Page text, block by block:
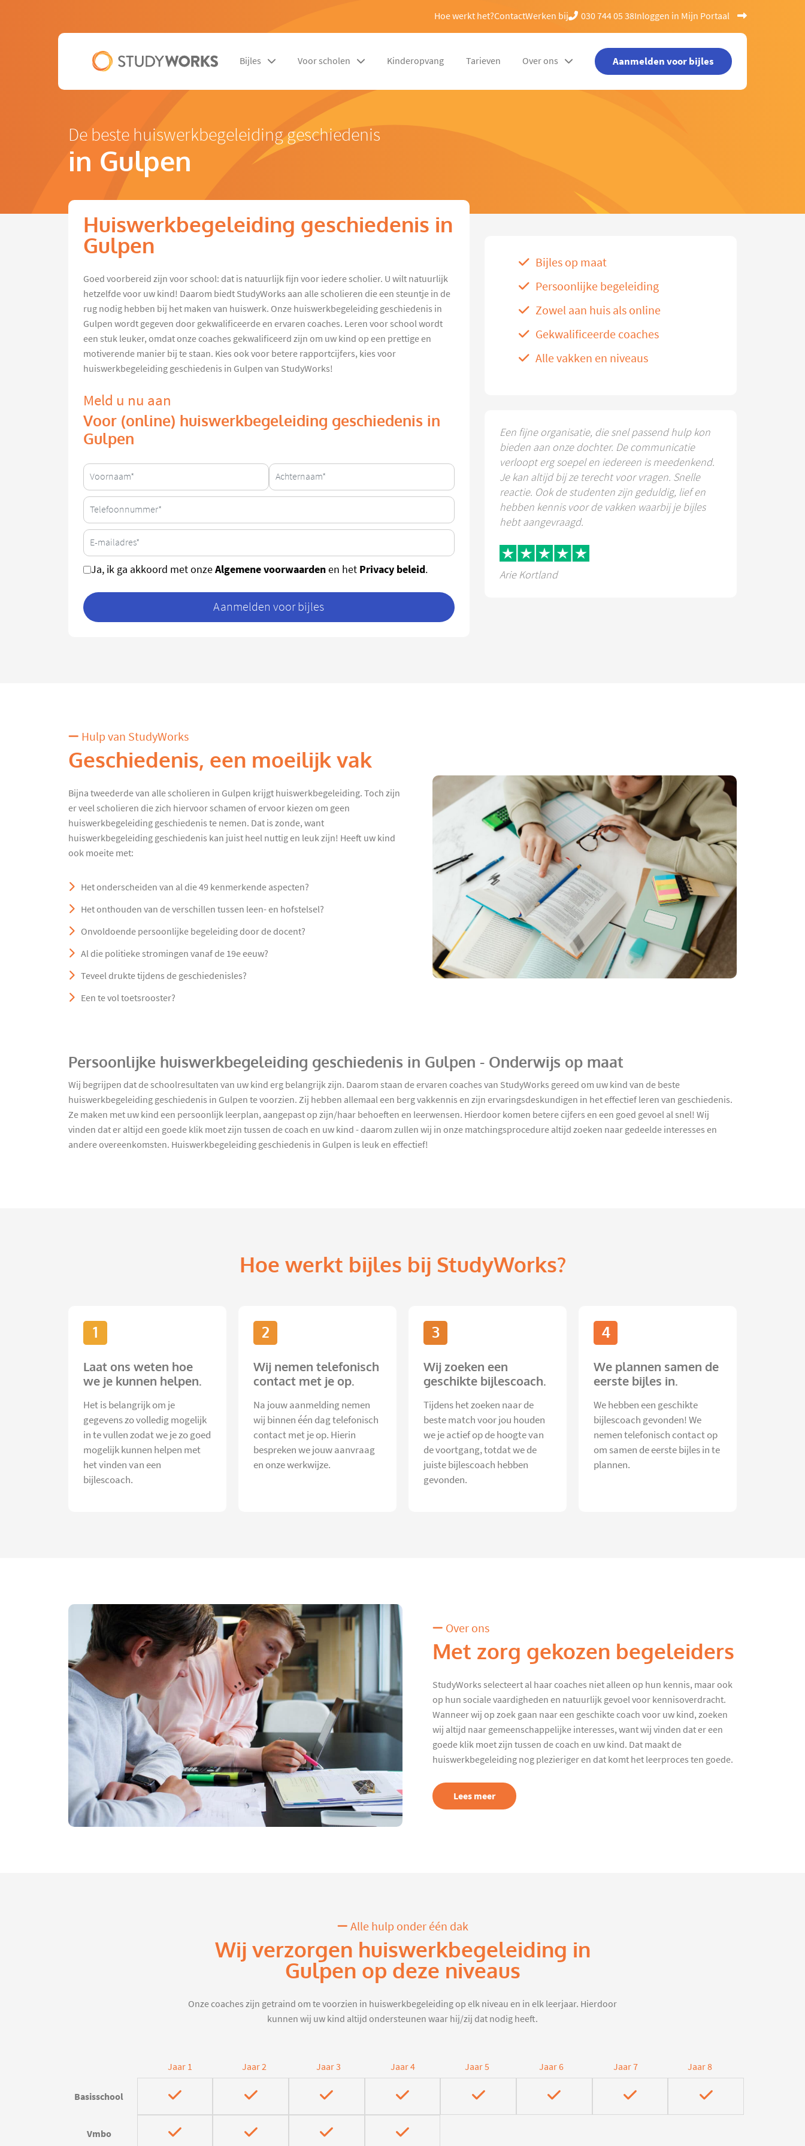
Hoe werkt het?ContactWerken bij 030 744 05 38Inloggen in Mijn Portaal
Bijles Voor scholen Kinderopvang Tarieven Over ons Aanmelden voor bijles
De beste huiswerkbegeleiding geschiedenis
in Gulpen
Huiswerkbegeleiding geschiedenis in
Gulpen
Goed voorbereid zijn voor school: dat is natuurlijk fijn voor iedere scholier. U wilt natuurlijk
hetzelfde voor uw kind! Daarom biedt StudyWorks aan alle scholieren die een steuntje in de
rug nodig hebben bij het maken van huiswerk. Onze huiswerkbegeleiding geschiedenis in
Gulpen wordt gegeven door gekwalificeerde en ervaren coaches. Leren voor school wordt
een stuk leuker, omdat onze coaches gekwalificeerd zijn om uw kind op een prettige en
motiverende manier bij te staan. Kies ook voor betere rapportcijfers, kies voor
huiswerkbegeleiding geschiedenis in Gulpen van StudyWorks!
Meld u nu aan
Voor (online) huiswerkbegeleiding geschiedenis in
Gulpen
Ja, ik ga akkoord met onzeAlgemene voorwaardenen het Privacy beleid.
Aanmelden voor bijles
Bijles op maat
Persoonlijke begeleiding
Zowel aan huis als online
Gekwalificeerde coaches
Alle vakken en niveaus
Een fijne organisatie, die snel passend hulp kon
bieden aan onze dochter. De communicatie
verloopt erg soepel en iedereen is meedenkend.
Je kan altijd bij ze terecht voor vragen. Snelle
reactie. Ook de studenten zijn geduldig, lief en
hebben kennis voor de vakken waarbij je bijles
hebt aangevraagd.
Arie Kortland
Hulp van StudyWorks
Geschiedenis, een moeilijk vak
Bijna tweederde van alle scholieren in Gulpen krijgt huiswerkbegeleiding. Toch zijn
er veel scholieren die zich hiervoor schamen of ervoor kiezen om geen
huiswerkbegeleiding geschiedenis te nemen. Dat is zonde, want
huiswerkbegeleiding geschiedenis kan juist heel nuttig en leuk zijn! Heeft uw kind
ook moeite met:
Het onderscheiden van al die 49 kenmerkende aspecten?
Het onthouden van de verschillen tussen leen- en hofstelsel?
Onvoldoende persoonlijke begeleiding door de docent?
Al die politieke stromingen vanaf de 19e eeuw?
Teveel drukte tijdens de geschiedenisles?
Een te vol toetsrooster?
Persoonlijke huiswerkbegeleiding geschiedenis in Gulpen - Onderwijs op maat
Wij begrijpen dat de schoolresultaten van uw kind erg belangrijk zijn. Daarom staan de ervaren coaches van StudyWorks gereed om uw kind van de beste
huiswerkbegeleiding geschiedenis in Gulpen te voorzien. Zij hebben allemaal een berg vakkennis en zijn ervaringsdeskundigen in het effectief leren van geschiedenis.
Ze maken met uw kind een persoonlijk leerplan, aangepast op zijn/haar behoeften en leerwensen. Hierdoor komen betere cijfers en een goed gevoel al snel! Wij
vinden dat er altijd een goede klik moet zijn tussen de coach en uw kind - daarom zullen wij in onze matchingsprocedure altijd zoeken naar gedeelde interesses en
andere overeenkomsten. Huiswerkbegeleiding geschiedenis in Gulpen is leuk en effectief!
Hoe werkt bijles bij StudyWorks?
1
Laat ons weten hoe
we je kunnen helpen.
Het is belangrijk om je
gegevens zo volledig mogelijk
in te vullen zodat we je zo goed
mogelijk kunnen helpen met
het vinden van een
bijlescoach.
2
Wij nemen telefonisch
contact met je op.
Na jouw aanmelding nemen
wij binnen één dag telefonisch
contact met je op. Hierin
bespreken we jouw aanvraag
en onze werkwijze.
3
Wij zoeken een
geschikte bijlescoach.
Tijdens het zoeken naar de
beste match voor jou houden
we je actief op de hoogte van
de voortgang, totdat we de
juiste bijlescoach hebben
gevonden.
4
We plannen samen de
eerste bijles in.
We hebben een geschikte
bijlescoach gevonden! We
nemen telefonisch contact op
om samen de eerste bijles in te
plannen.
Over ons
Met zorg gekozen begeleiders
StudyWorks selecteert al haar coaches niet alleen op hun kennis, maar ook
op hun sociale vaardigheden en natuurlijk gevoel voor kennisoverdracht.
Wanneer wij op zoek gaan naar een geschikte coach voor uw kind, zoeken
wij altijd naar gemeenschappelijke interesses, want wij vinden dat er een
goede klik moet zijn tussen de coach en uw kind. Dat maakt de
huiswerkbegeleiding nog plezieriger en dat komt het leerproces ten goede.
Lees meer
Alle hulp onder één dak
Wij verzorgen huiswerkbegeleiding in
Gulpen op deze niveaus
Onze coaches zijn getraind om te voorzien in huiswerkbegeleiding op elk niveau en in elk leerjaar. Hierdoor
kunnen wij uw kind altijd ondersteunen waar hij/zij dat nodig heeft.
Jaar 1 Jaar 2 Jaar 3 Jaar 4 Jaar 5 Jaar 6 Jaar 7 Jaar 8
Basisschool
Vmbo